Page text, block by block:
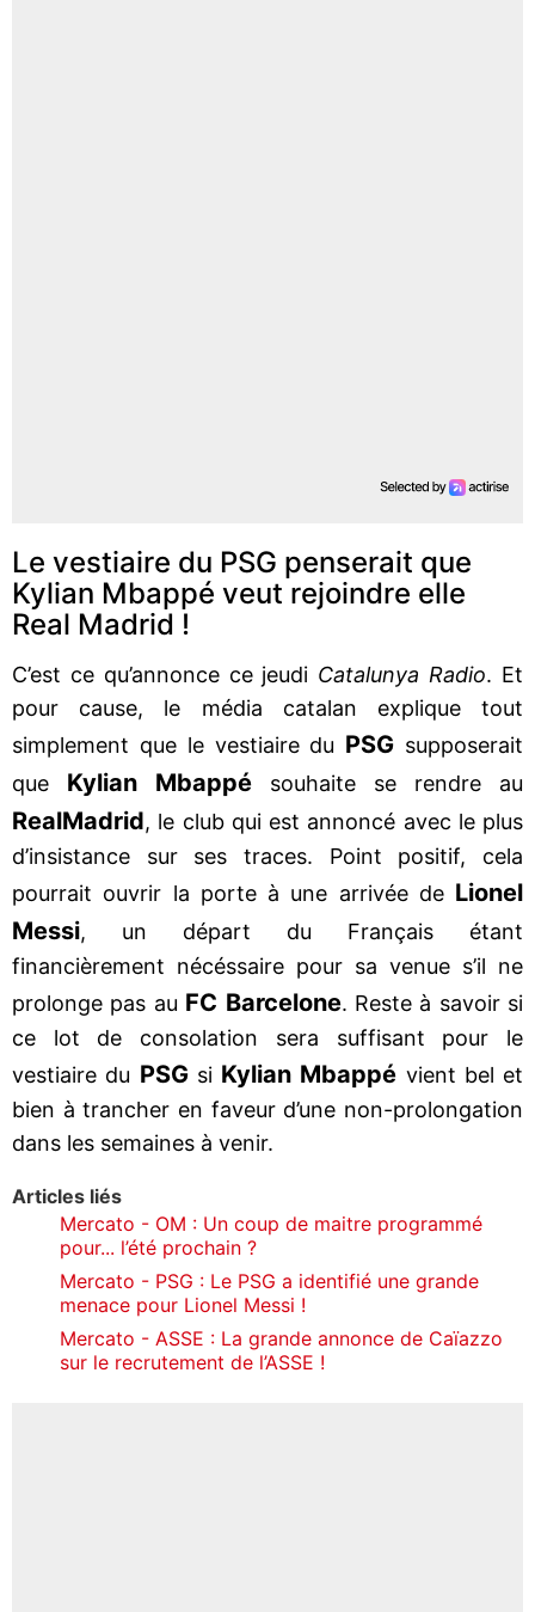
Le vestiaire du PSG penserait que
Kylian Mbappé veut rejoindre elle
Real Madrid !
C’est ce qu’annonce ce jeudi Catalunya Radio. Et
pour cause, le média catalan explique tout
simplement que le vestiaire du PSG supposerait
que Kylian Mbappé souhaite se rendre au
RealMadrid, le club qui est annoncé avec le plus
d’insistance sur ses traces. Point positif, cela
pourrait ouvrir la porte à une arrivée de Lionel
Messi, un départ du Français étant
financièrement nécéssaire pour sa venue s’il ne
prolonge pas au FC Barcelone. Reste à savoir si
ce lot de consolation sera suffisant pour le
vestiaire du PSGsi Kylian Mbappé vient bel et
bien à trancher en faveur d’une non-prolongation
dans les semaines à venir.
Articles liés
Mercato - OM : Un coup de maitre programmé
pour... l’été prochain ?
Mercato - PSG : Le PSG a identifié une grande
menace pour Lionel Messi !
Mercato - ASSE : La grande annonce de Caïazzo
sur le recrutement de l’ASSE !